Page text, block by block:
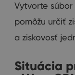
Vytvorte súbor
pomôžu určiť
a ziskovosť
Situácia